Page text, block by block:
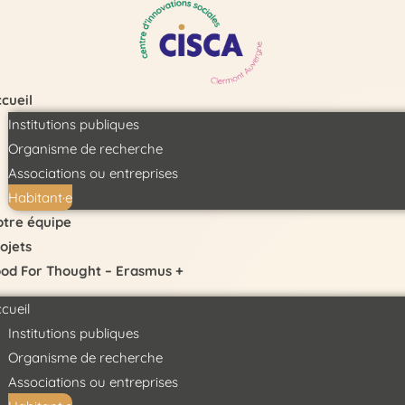
Institutions publiques
Organisme de recherche
Associations ou entreprises
Habitant·e
équipe
For Thought – Erasmus +
Institutions publiques
Organisme de recherche
Associations ou entreprises